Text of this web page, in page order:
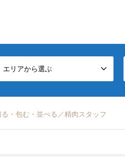
エリアから選ぶ
る・包む・並べる／精肉スタッフ